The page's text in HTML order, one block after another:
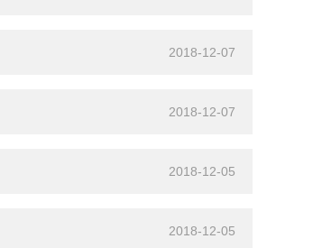
2018-12-07
2018-12-07
2018-12-05
2018-12-05